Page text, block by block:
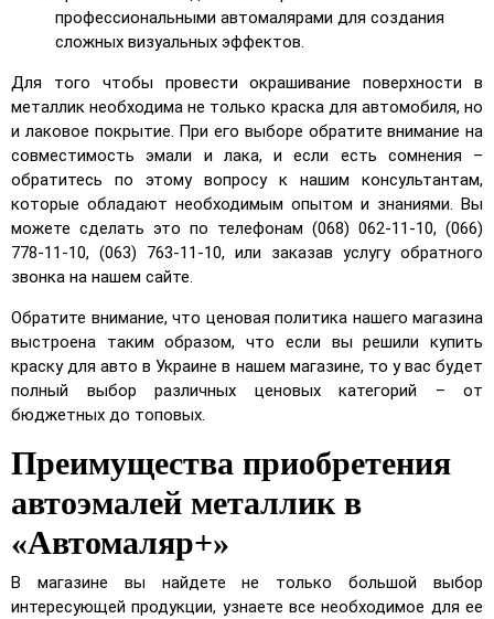
профессиональными автомалярами для создания
сложных визуальных эффектов.
Для того чтобы провести окрашивание поверхности в
металлик необходима не только краска для автомобиля, но
и лаковое покрытие. При его выборе обратите внимание на
совместимость эмали и лака, и если есть сомнения –
обратитесь по этому вопросу к нашим консультантам,
которые обладают необходимым опытом и знаниями. Вы
можете сделать это по телефонам (068) 062-11-10, (066)
778-11-10, (063) 763-11-10, или заказав услугу обратного
звонка на нашем сайте.
Обратите внимание, что ценовая политика нашего магазина
выстроена таким образом, что если вы решили купить
краску для авто в Украине в нашем магазине, то у вас будет
полный выбор различных ценовых категорий – от
бюджетных до топовых.
Преимущества приобретения
автоэмалей металлик в
«Автомаляр+»
В магазине вы найдете не только большой выбор
интересующей продукции, узнаете все необходимое для ее